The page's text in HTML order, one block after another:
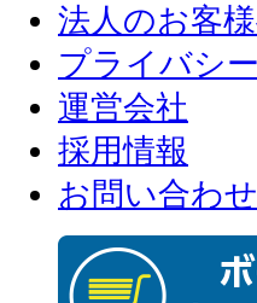
法人のお客
プライバシ
運営会社
採用情報
お問い合わせ